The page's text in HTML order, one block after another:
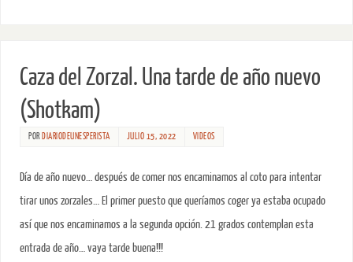
Caza del Zorzal. Una tarde de año nuevo
(Shotkam)
POR DIARIODEUNESPERISTA JULIO 15, 2022 VIDEOS
Día de año nuevo… después de comer nos encaminamos al coto para intentar
tirar unos zorzales… El primer puesto que queríamos coger ya estaba ocupado
así que nos encaminamos a la segunda opción. 21 grados contemplan esta
entrada de año… vaya tarde buena!!!